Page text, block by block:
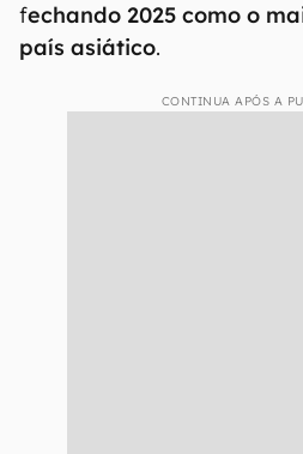
fechando 2025 como o
país asiático.
CONTINUA APÓS A